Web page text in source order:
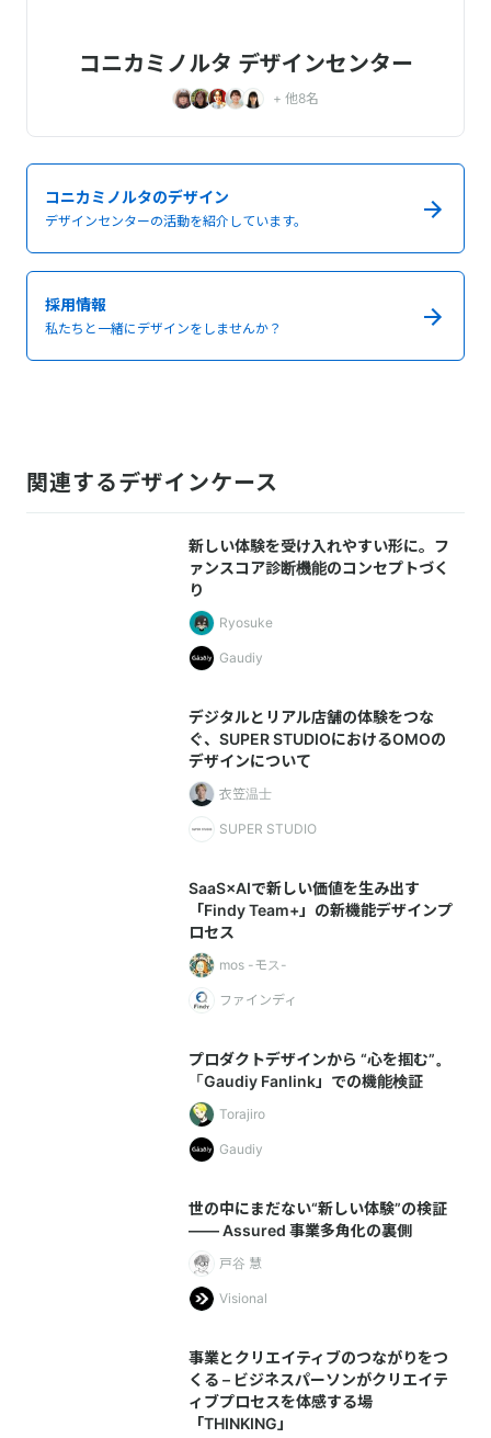
コニカミノルタ デザインセンター
+ 他8名
コニカミノルタのデザイン
デザインセンターの活動を紹介しています。
採用情報
私たちと一緒にデザインをしませんか？
関連するデザインケース
新しい体験を受け入れやすい形に。フ
ァンスコア診断機能のコンセプトづく
り
Ryosuke
Gaudiy
デジタルとリアル店舗の体験をつな
ぐ、SUPER STUDIOにおけるOMOの
デザインについて
衣笠温士
SUPER STUDIO
SaaS×AIで新しい価値を生み出す
「Findy Team+」の新機能デザインプ
ロセス
mos -モス-
ファインディ
プロダクトデザインから “心を掴む”。
「Gaudiy Fanlink」での機能検証
Torajiro
Gaudiy
世の中にまだない“新しい体験”の検証
—— Assured 事業多角化の裏側
戸谷 慧
Visional
事業とクリエイティブのつながりをつ
くる – ビジネスパーソンがクリエイテ
ィブプロセスを体感する場
「THINKING」